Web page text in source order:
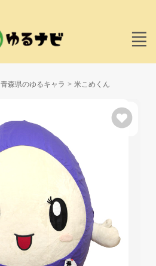
青森県のゆるキャラ 米こめくん